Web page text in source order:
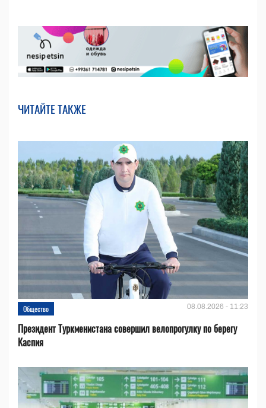
ЧИТАЙТЕ ТАКЖЕ
Общество 08.08.2026 - 11:23
Президент Туркменистана совершил велопрогулку по берегу
Каспия